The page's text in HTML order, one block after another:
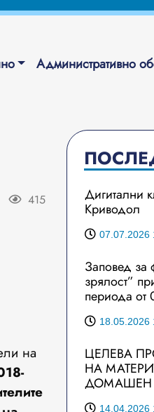
Административно
415
на
Дигитални
Криводол
07.07.2026
Заповед за
зрялост”
периода
18.05.2026
ЦЕЛЕВА
НА
ДОМАШЕН
14.04.2026